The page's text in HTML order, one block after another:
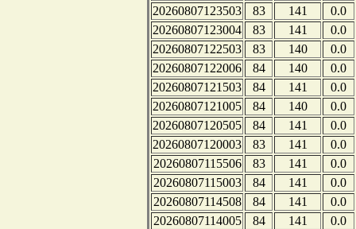
20260807123503
83 141
0.0
20260807123004
83 141
0.0
20260807122503
83 140
0.0
20260807122006
84 140
0.0
20260807121503
84 141
0.0
20260807121005
84 140
0.0
20260807120505
84 141
0.0
20260807120003
83 141
0.0
20260807115506
83 141
0.0
20260807115003
84 141
0.0
20260807114508
84 141
0.0
20260807114005
84 141
0.0